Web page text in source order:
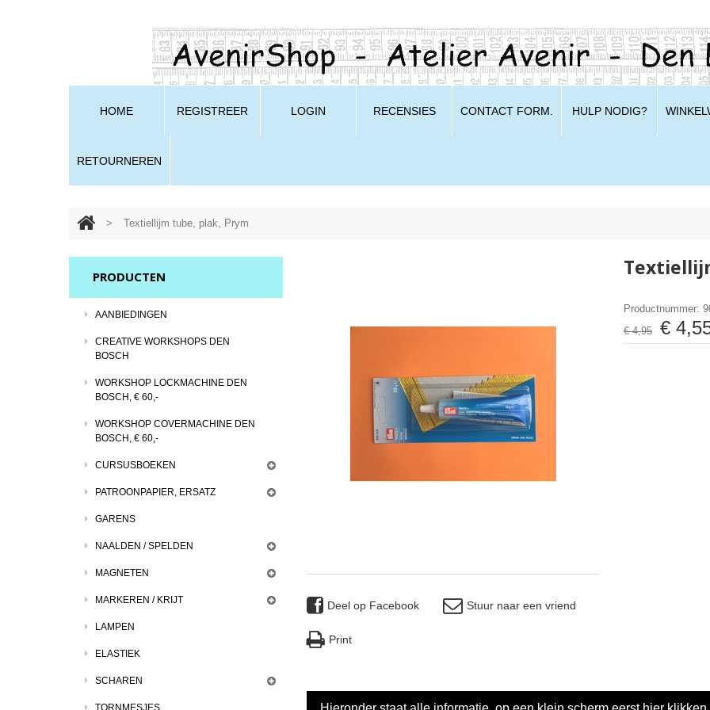
HOME REGISTREER LOGIN RECENSIES CONTACT FORM. HULP NODIG?
RETOURNEREN
> Textiellijm tube, plak, Prym
Deel op Facebook Stuur naar een vriend
Print
Productnummer:
€ 4,95 € 4,
PRODUCTEN
AANBIEDINGEN
CREATIVE WORKSHOPS DEN
BOSCH
WORKSHOP LOCKMACHINE DEN
BOSCH, € 60,-
WORKSHOP COVERMACHINE DEN
BOSCH, € 60,-
CURSUSBOEKEN
PATROONPAPIER, ERSATZ
GARENS
NAALDEN / SPELDEN
MAGNETEN
MARKEREN / KRIJT
LAMPEN
ELASTIEK
SCHAREN
TORNMESJES